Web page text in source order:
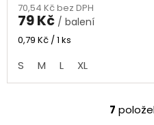
produktu
je
5,0
5
hvězdiček.
70,54 Kč bez DPH
79 Kč / balení
Měrná
0,79 Kč / 1 ks
S M L XL
7